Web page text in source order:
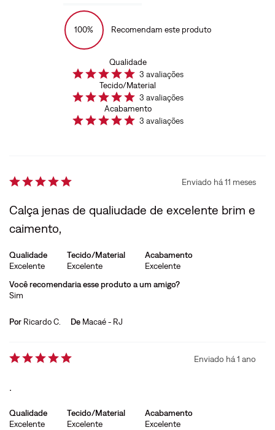
100% Recomendam este produto
Qualidade
3 avaliações
Tecido/Material
3 avaliações
Acabamento
3 avaliações
Enviado há11 meses
Calça jenas de qualiudade de excelente brim e
caimento,
Qualidade
Excelente
Tecido/Material
Excelente
Acabamento
Excelente
Você recomendaria esse produto a um amigo?
Sim
Por Ricardo C. De Macaé - RJ
Enviado há1 ano
.
Qualidade
Excelente
Tecido/Material
Excelente
Acabamento
Excelente